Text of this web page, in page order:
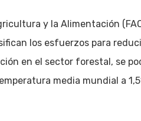
y la Alimentación
los esfuerzos para
en el sector forestal, se
media mundial a